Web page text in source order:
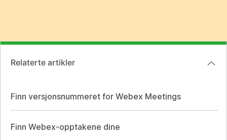
Relaterte artikler
Finn versjonsnummeret for Webex Meetings
Finn Webex-opptakene dine